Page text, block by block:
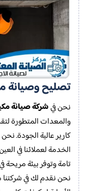
تصليح وصيانة
نحن فيشركة صيانة
والمعدات المتطورة
كارير عالية الجودة.
الخدمة لعملائنا في
تامة وتوفر بيئة مريحة
نحن نقدم لك في شركتنا